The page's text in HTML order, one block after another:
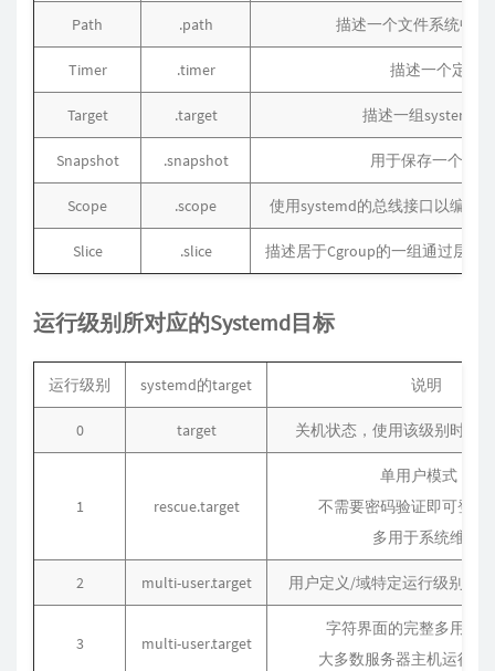
Path .path 描述一个文件系统中文
Timer .timer 描述一个定时
Target .target 描述一组systemd
Snapshot .snapshot 用于保存一个
Scope .scope 使用systemd的总线接口以编程
Slice .slice 描述居于Cgroup的一组通过层次
运行级别所对应的Systemd目标
运行级别 systemd的target 说明
0 target 关机状态，使用该级别时将
1 rescue.target
单用户模式，
不需要密码验证即可登陆
多用于系统维护
2 multi-user.target 用户定义/域特定运行级别。
3 multi-user.target
字符界面的完整多用户
大多数服务器主机运行在